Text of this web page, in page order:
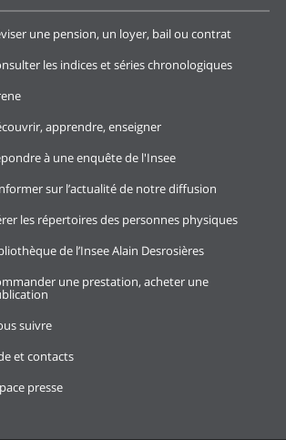
une pension, un loyer, bail ou contrat
les indices et séries chronologiques
apprendre, enseigner
à une enquête de l'Insee
sur l’actualité de notre diffusion
les répertoires des personnes physiques
de l’Insee Alain Desrosières
une prestation, acheter une
suivre
et contacts
presse